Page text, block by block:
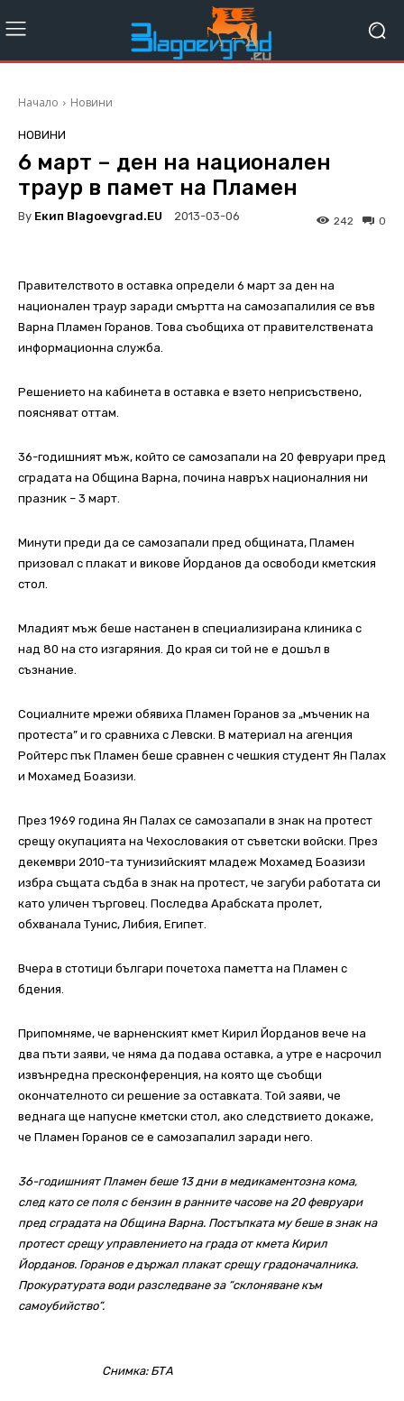
Начало Новини
НОВИНИ
6 март – ден на национален
траур в памет на Пламен
By Екип Blagoevgrad.EU 2013-03-06 0
242
Правителството в оставка определи 6 март за ден на
национален траур заради смъртта на самозапалилия се във
Варна Пламен Горанов. Това съобщиха от правителствената
информационна служба.
Решението на кабинета в оставка е взето неприсъствено,
поясняват оттам.
36-годишният мъж, който се самозапали на 20 февруари пред
сградата на Община Варна, почина навръх националния ни
празник – 3 март.
Минути преди да се самозапали пред общината, Пламен
призовал с плакат и викове Йорданов да освободи кметския
стол.
Младият мъж беше настанен в специализирана клиника с
над 80 на сто изгаряния. До края си той не е дошъл в
съзнание.
Социалните мрежи обявиха Пламен Горанов за „мъченик на
протеста” и го сравниха с Левски. В материал на агенция
Ройтерс пък Пламен беше сравнен с чешкия студент Ян Палах
и Мохамед Боазизи.
През 1969 година Ян Палах се самозапали в знак на протест
срещу окупацията на Чехословакия от съветски войски. През
декември 2010-та тунизийският младеж Мохамед Боазизи
избра същата съдба в знак на протест, че загуби работата си
като уличен търговец. Последва Арабската пролет,
обхванала Тунис, Либия, Египет.
Вчера в стотици българи почетоха паметта на Пламен с
бдения.
Припомняме, че варненският кмет Кирил Йорданов вече на
два пъти заяви, че няма да подава оставка, а утре е насрочил
извънредна пресконференция, на която ще съобщи
окончателното си решение за оставката. Той заяви, че
веднага ще напусне кметски стол, ако следствието докаже,
че Пламен Горанов се е самозапалил заради него.
36-годишният Пламен беше 13 дни в медикаментозна кома,
след като се поля с бензин в ранните часове на 20 февруари
пред сградата на Община Варна. Постъпката му беше в знак на
протест срещу управлението на града от кмета Кирил
Йорданов. Горанов е държал плакат срещу градоначалника.
Прокуратурата води разследване за “склоняване към
самоубийство”.
Снимка: БТА